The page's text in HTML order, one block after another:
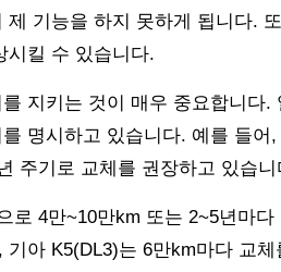
기능을 하지 못하게 됩니다.
시킬 수 있습니다.
지키는 것이 매우 중요합니다.
명시하고 있습니다. 예를 들어
주기로 교체를 권장하고 있습니
로 4만~10만km 또는 2~5년마
아 K5(DL3)는 6만km마다 교